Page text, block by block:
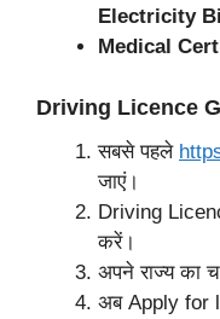
Electricity
Medical
Driving Licence
सबसे पहले
जाएं।
Driving
करें।
अपने राज्य का
अब Apply for